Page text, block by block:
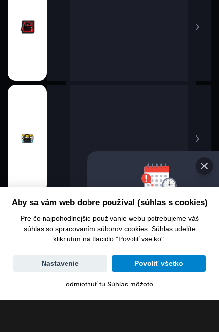
Vyberte
Chcete sa
Zmena
dátumu
Aby sa vám web dobre používal (súhlas s cookies)
Pre čo najpohodlnejšie používanie webu potrebujeme váš
súhlasso spracovaním súborov cookies. Súhlas udelíte
kliknutím na tlačidlo "Povoliť všetko".
Povoliť všetko
Nastavenie
odmietnuť tu Súhlas môžete